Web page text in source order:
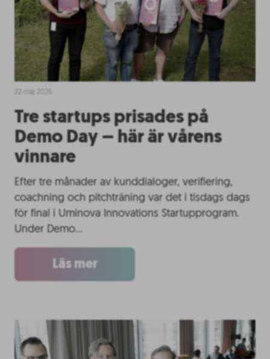
Tre startups prisades på
Demo Day – här är vårens
vinnare
Efter tre månader av kunddialoger, verifiering,
coachning och pitchträning var det i tisdags dags
för final i Uminova Innovations Startupprogram.
Under Demo…
Läs mer